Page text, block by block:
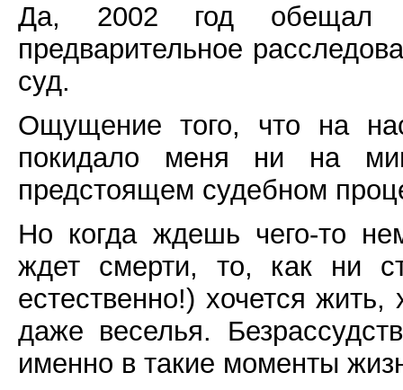
Да, 2002 год обещал
предварительное
суд.
Ощущение того, что на
покидало меня ни на
предстоящем судебном
Но когда ждешь чего-то
ждет смерти, то, как ни
естественно!) хочется
даже веселья.
именно в такие моменты